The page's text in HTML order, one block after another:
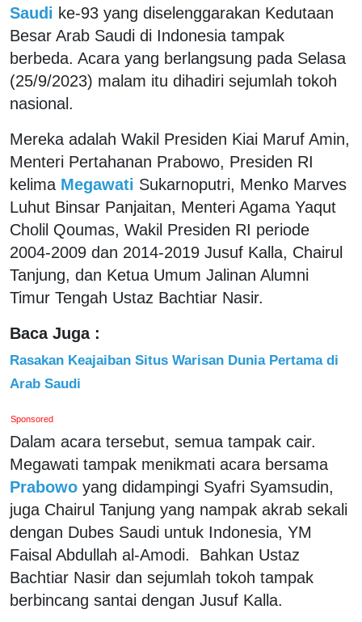
Saudi ke-93 yang diselenggarakan Kedutaan
Besar Arab Saudi di Indonesia tampak
berbeda. Acara yang berlangsung pada Selasa
(25/9/2023) malam itu dihadiri sejumlah tokoh
nasional.
Mereka adalah Wakil Presiden Kiai Maruf Amin,
Menteri Pertahanan Prabowo, Presiden RI
kelima Megawati Sukarnoputri, Menko Marves
Luhut Binsar Panjaitan, Menteri Agama Yaqut
Cholil Qoumas, Wakil Presiden RI periode
2004-2009 dan 2014-2019 Jusuf Kalla, Chairul
Tanjung, dan Ketua Umum Jalinan Alumni
Timur Tengah Ustaz Bachtiar Nasir.
Baca Juga :
Rasakan Keajaiban Situs Warisan Dunia Pertama di
Arab Saudi
Sponsored
Dalam acara tersebut, semua tampak cair.
Megawati tampak menikmati acara bersama
Prabowo yang didampingi Syafri Syamsudin,
juga Chairul Tanjung yang nampak akrab sekali
dengan Dubes Saudi untuk Indonesia, YM
Faisal Abdullah al-Amodi. Bahkan Ustaz
Bachtiar Nasir dan sejumlah tokoh tampak
berbincang santai dengan Jusuf Kalla.